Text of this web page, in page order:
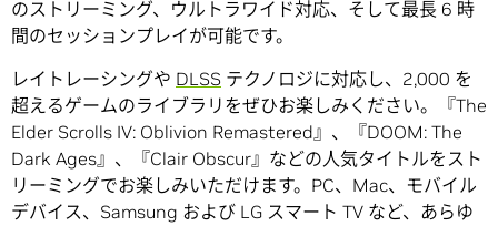
のストリーミング、ウルトラワイド対応、そして最長 6 時
間のセッションプレイが可能です。
レイトレーシングや DLSS テクノロジに対応し、2,000 を
超えるゲームのライブラリをぜひお楽しみください。『The
Elder Scrolls IV: Oblivion Remastered』、『DOOM: The
Dark Ages』、『Clair Obscur』などの人気タイトルをスト
リーミングでお楽しみいただけます。PC、Mac、モバイル
デバイス、Samsung および LG スマート TV など、あらゆ